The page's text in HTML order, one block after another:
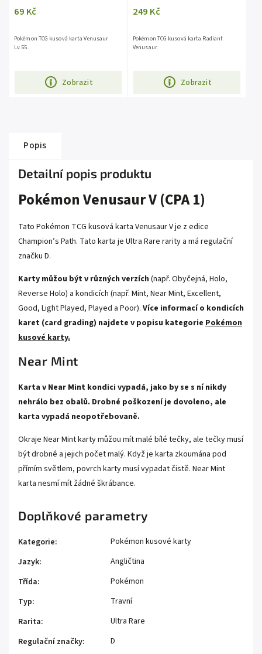
69 Kč
Zobrazit
Pokémon TCG kusová karta Venusaur
Lv.55.
249 Kč
Zobrazit
Pokémon TCG kusová karta Radiant
Venusaur.
Popis
Detailní popis produktu
Pokémon Venusaur V (CPA 1)
Tato Pokémon TCG kusová karta Venusaur V je z edice
Champion’s Path. Tato karta je Ultra Rare rarity a má regulační
značku D.
Karty můžou být v různých verzích (např. Obyčejná, Holo,
Reverse Holo) a kondicích (např. Mint, Near Mint, Excellent,
Good, Light Played, Played a Poor). Více informací o kondicích
karet (card grading) najdete v popisu kategorie Pokémon
kusové karty.
Near Mint
Karta v Near Mint kondici vypadá, jako by se s ní nikdy
nehrálo bez obalů. Drobné poškození je dovoleno, ale
karta vypadá neopotřebovaně.
Okraje Near Mint karty můžou mít malé bílé tečky, ale tečky musí
být drobné a jejich počet malý. Když je karta zkoumána pod
přímím světlem, povrch karty musí vypadat čistě. Near Mint
karta nesmí mít žádné škrábance.
Doplňkové parametry
Kategorie:
Pokémon kusové karty
Jazyk:
Angličtina
Třída:
Pokémon
Typ:
Travní
Rarita:
Ultra Rare
Regulační značky:
D